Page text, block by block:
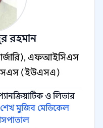
রহমান
এফআইসিএস
(ইউএসএ)
ও লিভার
শেখ মুজিব মেডিকেল